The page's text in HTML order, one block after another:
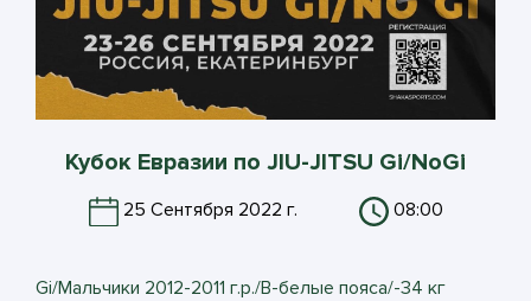
Кубок Евразии по JIU-JITSU Gi/NoGi
25 Сентября 2022 г. 08:00
Gi/Мальчики 2012-2011 г.р./B-белые пояса/-34 кг